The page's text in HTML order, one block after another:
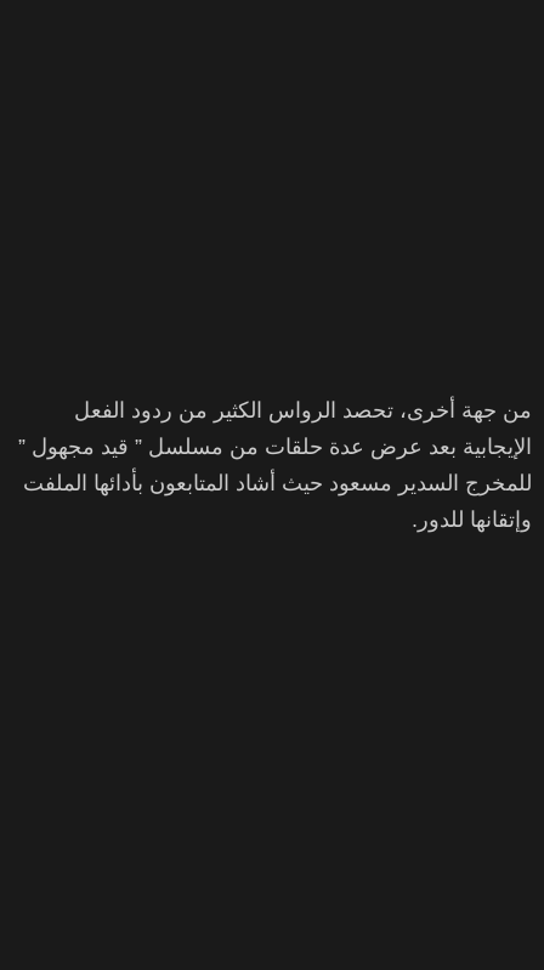
من جهة أخرى، تحصد الرواس الكثير من ردود الفعل
الإيجابية بعد عرض عدة حلقات من مسلسل ” قيد مجهول ”
للمخرج السدير مسعود حيث أشاد المتابعون بأدائها الملفت
وإتقانها للدور.